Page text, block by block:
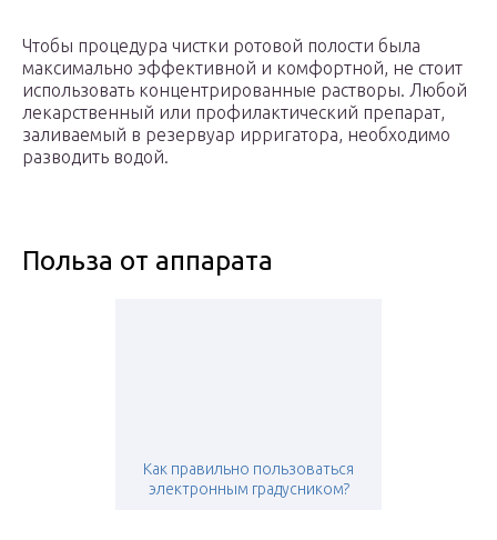
Чтобы процедура чистки ротовой полости была
максимально эффективной и комфортной, не стоит
использовать концентрированные растворы. Любой
лекарственный или профилактический препарат,
заливаемый в резервуар ирригатора, необходимо
разводить водой.
Польза от аппарата
Как правильно пользоваться
электронным градусником?